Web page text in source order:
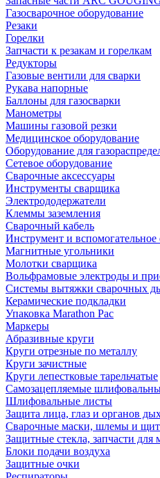
Газосварочное оборудование
Резаки
Горелки
Запчасти к резакам и горелкам
Редукторы
Газовые вентили для сварки
Рукава напорные
Баллоны для газосварки
Манометры
Машины газовой резки
Медицинское оборудование
Оборудование для
Сетевое оборудование
Сварочные аксессуары
Инструменты сварщика
Электрододержатели
Клеммы заземления
Сварочный кабель
Инструмент и вспомогательное
Магнитные угольники
Молотки сварщика
Вольфрамовые электроды и
Системы вытяжки сварочных
Керамические подкладки
Упаковка Marathon Pac
Маркеры
Абразивные круги
Круги отрезные по металлу
Круги зачистные
Круги лепестковые тарельчатые
Самозацепляемые
Шлифовальные листы
Защита лица, глаз и органов
Сварочные маски, шлемы и
Защитные стекла, запчасти для
Блоки подачи воздуха
Защитные очки